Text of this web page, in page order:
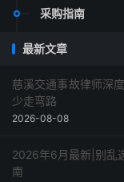
采购指南
最新文章
慈溪交通事故律师深
少走弯路
2026-08-08
2026年6月最新|别乱
南